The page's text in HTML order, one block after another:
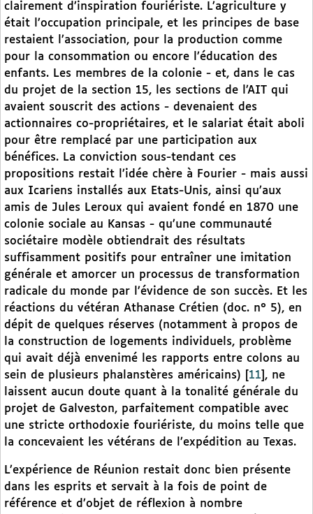
clairement d’inspiration fouriériste. L’agriculture y
était l’occupation principale, et les principes de base
restaient l’association, pour la production comme
pour la consommation ou encore l’éducation des
enfants. Les membres de la colonie - et, dans le cas
du projet de la section 15, les sections de l’AIT qui
avaient souscrit des actions - devenaient des
actionnaires co-propriétaires, et le salariat était aboli
pour être remplacé par une participation aux
bénéfices. La conviction sous-tendant ces
propositions restait l’idée chère à Fourier - mais aussi
aux Icariens installés aux Etats-Unis, ainsi qu’aux
amis de Jules Leroux qui avaient fondé en 1870 une
colonie sociale au Kansas - qu’une communauté
sociétaire modèle obtiendrait des résultats
suffisamment positifs pour entraîner une imitation
générale et amorcer un processus de transformation
radicale du monde par l’évidence de son succès. Et les
réactions du vétéran Athanase Crétien (doc. n° 5), en
dépit de quelques réserves (notamment à propos de
la construction de logements individuels, problème
qui avait déjà envenimé les rapports entre colons au
sein de plusieurs phalanstères américains)
11 , ne
laissent aucun doute quant à la tonalité générale du
projet de Galveston, parfaitement compatible avec
une stricte orthodoxie fouriériste, du moins telle que
la concevaient les vétérans de l’expédition au Texas.
L’expérience de Réunion restait donc bien présente
dans les esprits et servait à la fois de point de
référence et d’objet de réflexion à nombre